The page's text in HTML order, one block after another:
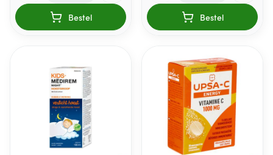
Bestel Bestel